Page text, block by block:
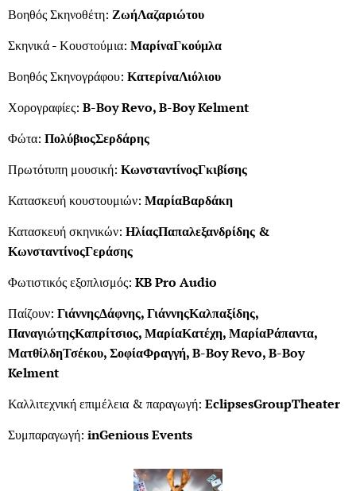
Βοηθός Σκηνοθέτη: ΖωήΛαζαριώτου
Σκηνικά - Κουστούμια: ΜαρίναΓκούμλα
Βοηθός Σκηνογράφου: ΚατερίναΛιόλιου
Χορογραφίες: B-Boy Revo, B-Boy Kelment
Φώτα: ΠολύβιοςΣερδάρης
Πρωτότυπη μουσική: ΚωνσταντίνοςΓκιβίσης
Κατασκευή κουστουμιών: ΜαρίαΒαρδάκη
Κατασκευή σκηνικών: ΗλίαςΠαπαλεξανδρίδης &
ΚωνσταντίνοςΓεράσης
Φωτιστικός εξοπλισμός: KB Pro Audio
Παίζουν: ΓιάννηςΔάφνης,ΓιάννηςΚαλπαξίδης,
ΠαναγιώτηςΚαπρίτσιος,ΜαρίαΚατέχη,ΜαρίαΡάπαντα,
ΜατθίλδηΤσέκου,ΣοφίαΦραγγή, B-Boy Revo, B-Boy
Kelment
Καλλιτεχνική επιμέλεια & παραγωγή: EclipsesGroupTheater
Συμπαραγωγή: inGenious Events